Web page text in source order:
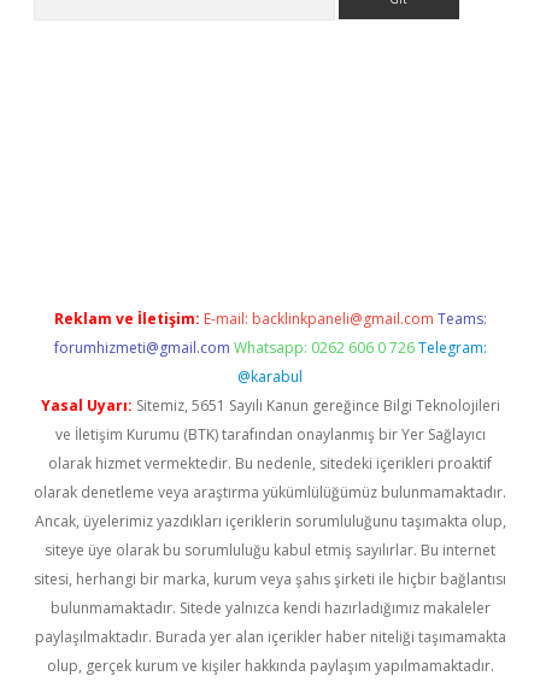
Reklam ve İletişim: E-mail: backlinkpaneli@gmail.com Teams:
forumhizmeti@gmail.com Whatsapp: 0262 606 0 726 Telegram:
@karabul
Yasal Uyarı: Sitemiz, 5651 Sayılı Kanun gereğince Bilgi Teknolojileri
ve İletişim Kurumu (BTK) tarafından onaylanmış bir Yer Sağlayıcı
olarak hizmet vermektedir. Bu nedenle, sitedeki içerikleri proaktif
olarak denetleme veya araştırma yükümlülüğümüz bulunmamaktadır.
Ancak, üyelerimiz yazdıkları içeriklerin sorumluluğunu taşımakta olup,
siteye üye olarak bu sorumluluğu kabul etmiş sayılırlar. Bu internet
sitesi, herhangi bir marka, kurum veya şahıs şirketi ile hiçbir bağlantısı
bulunmamaktadır. Sitede yalnızca kendi hazırladığımız makaleler
paylaşılmaktadır. Burada yer alan içerikler haber niteliği taşımamakta
olup, gerçek kurum ve kişiler hakkında paylaşım yapılmamaktadır.